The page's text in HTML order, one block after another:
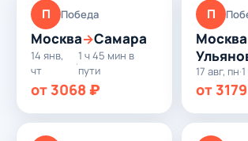
П Победа
Москва→Самара
14 янв,
чт
·
1 ч 45 мин в
пути
от 3068 ₽
П
Москва
17 авг, пн·
от